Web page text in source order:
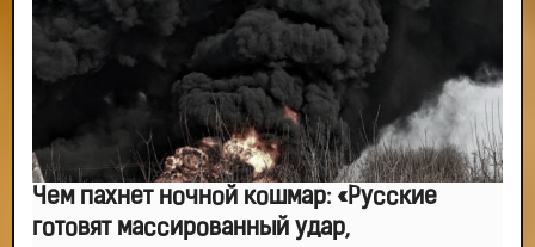
Чем пахнет ночной кошмар: «Русские
готовят массированный удар,